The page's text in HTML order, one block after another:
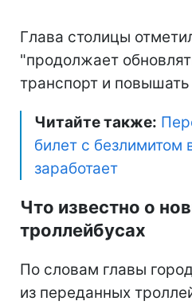
Глава столицы
"продолжает
транспорт и повышать
Читайте также:
билет с безлимитом
заработает
Что известно о
троллейбусах
По словам главы
из переданных